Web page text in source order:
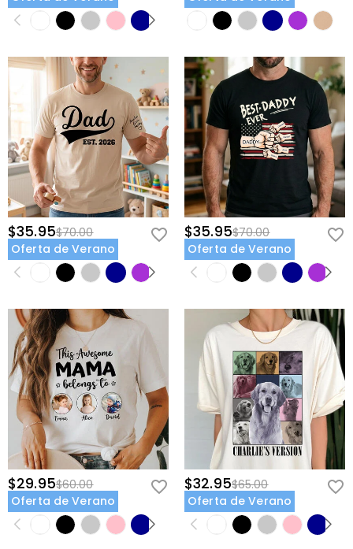
$35.95$70.00
Oferta de Verano
$35.95$70.00
Oferta de Verano
$29.95$60.00
Oferta de Verano
$32.95$65.00
Oferta de Verano